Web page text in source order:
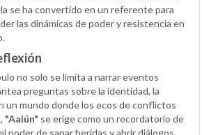
se ha convertido en un referente para
las dinámicas de poder y resistencia en
no solo se limita a narrar eventos
preguntas sobre la identidad, la
un mundo donde los ecos de conflictos
"Aaiún" se erige como un recordatorio de
poder de sanar heridas y abrir diálogos